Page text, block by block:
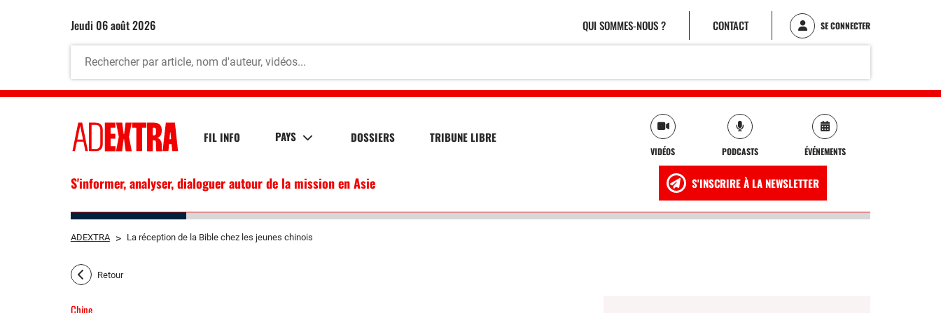
jeudi 06 août 2026 QUI SOMMES-NOUS ? CONTACT SE CONNECTER
FIL INFO PAYS DOSSIERS TRIBUNE LIBRE
VIDÉOS PODCASTS ÉVÉNEMENTS
S'informer, analyser, dialoguer autour de la mission en Asie S'INSCRIRE À LA NEWSLETTER
ADEXTRA > La réception de la Bible chez les jeunes chinois
Retour
Chine